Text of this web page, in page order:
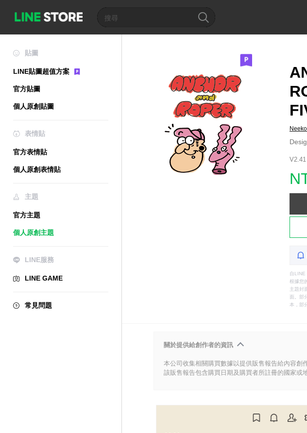
貼圖
LINE貼圖超值方案
官方貼圖
個人原創貼圖
表情貼
官方表情貼
個人原創表情貼
主題
官方主題
個人原創主題
LINE服務
LINE GAME
常見問題
自LINE
根據您
主題封
面。部
本，部
關於提供給創作者的資訊
本公司收集相關購買數據以提供販售報告給內容創作
該販售報告包含購買日期及購買者所註冊的國家或